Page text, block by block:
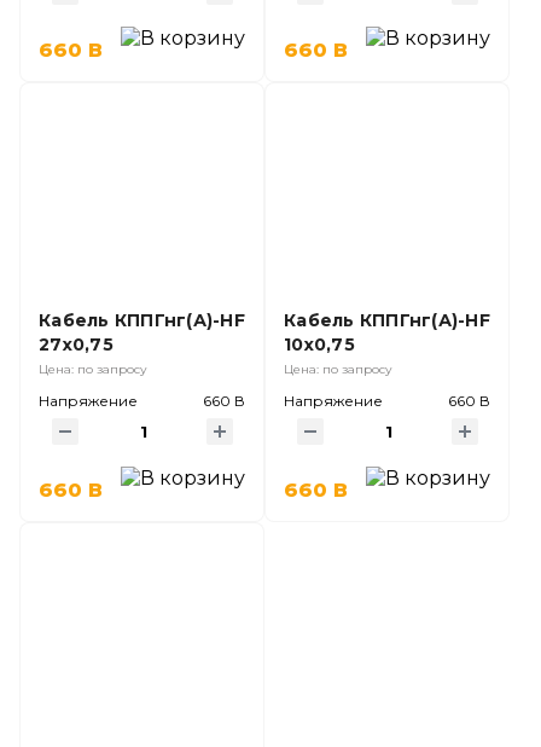
660 В 660 В
660 В
Кабель КППГнг(А)-HF
27х0,75
Цена: по запросу
Напряжение 660 В
660 В
Кабель КППГнг(А)-HF
10х0,75
Цена: по запросу
Напряжение 660 В